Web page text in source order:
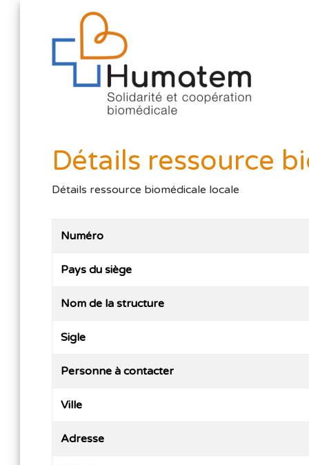
Détails ressource
Détails ressource biomédicale locale
Numéro
Pays du siège
Nom de la structure
Sigle
Personne à contacter
Ville
Adresse